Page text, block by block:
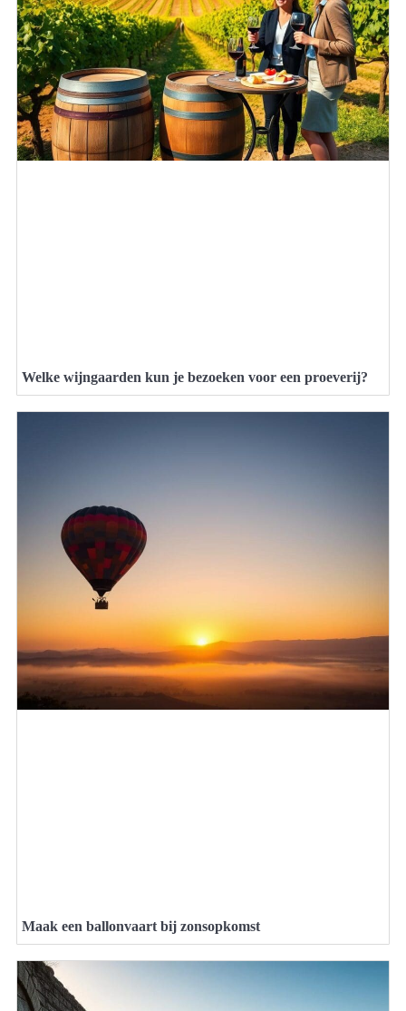
Welke wijngaarden kun je bezoeken voor een proeverij?
Maak een ballonvaart bij zonsopkomst